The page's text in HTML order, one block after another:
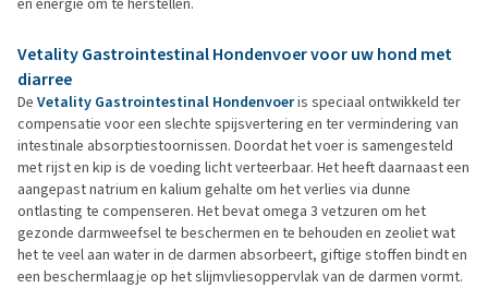
Vetality Gastrointestinal Hondenvoer voor uw hond met
diarree
De Vetality Gastrointestinal Hondenvoeris speciaal ontwikkeld ter
compensatie voor een slechte spijsvertering en ter vermindering van
intestinale absorptiestoornissen. Doordat het voer is samengesteld
met rijst en kip is de voeding licht verteerbaar. Het heeft daarnaast een
aangepast natrium en kalium gehalte om het verlies via dunne
ontlasting te compenseren. Het bevat omega 3 vetzuren om het
gezonde darmweefsel te beschermen en te behouden en zeoliet wat
het te veel aan water in de darmen absorbeert, giftige stoffen bindt en
een beschermlaagje op het slijmvliesoppervlak van de darmen vormt.